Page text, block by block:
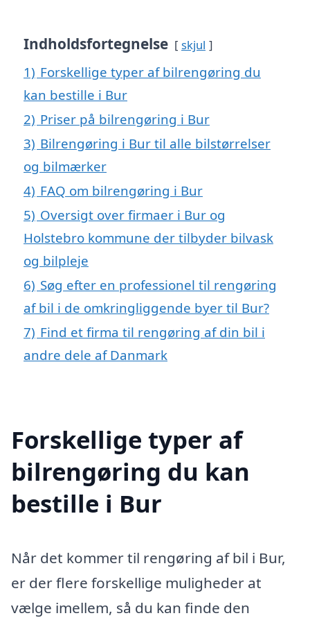
Indholdsfortegnelse skjul
1) Forskellige typer af bilrengøring du
kan bestille i Bur
2) Priser på bilrengøring i Bur
3) Bilrengøring i Bur til alle bilstørrelser
og bilmærker
4) FAQ om bilrengøring i Bur
5) Oversigt over firmaer i Bur og
Holstebro kommune der tilbyder bilvask
og bilpleje
6) Søg efter en professionel til rengøring
af bil i de omkringliggende byer til Bur?
7) Find et firma til rengøring af din bil i
andre dele af Danmark
Forskellige typer af
bilrengøring du kan
bestille i Bur
Når det kommer til rengøring af bil i Bur,
er der flere forskellige muligheder at
vælge imellem, så du kan finde den